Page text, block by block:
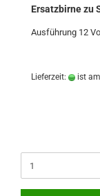
Ersatzbirne zu
Ausführung 12
Lieferzeit: ist